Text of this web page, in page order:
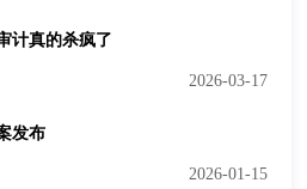
计真的杀疯了
2026-03-17
发布
2026-01-15